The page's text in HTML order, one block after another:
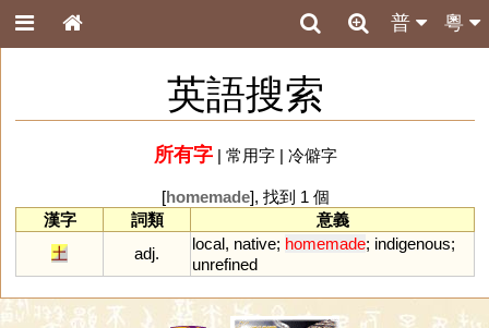
粵
普
英語搜索
所有字| 常用字| 冷僻字
[homemade], 找到 1 個
漢字
詞類
意義
土
adj.
local, native; homemade; indigenous;
unrefined